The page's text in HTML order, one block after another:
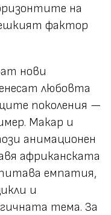
на
фактор
нови
любовта
поколения —
Макар и
анимационен
африканската
емпатия,
и
тема. За